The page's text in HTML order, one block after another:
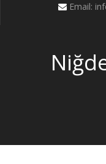
Email: